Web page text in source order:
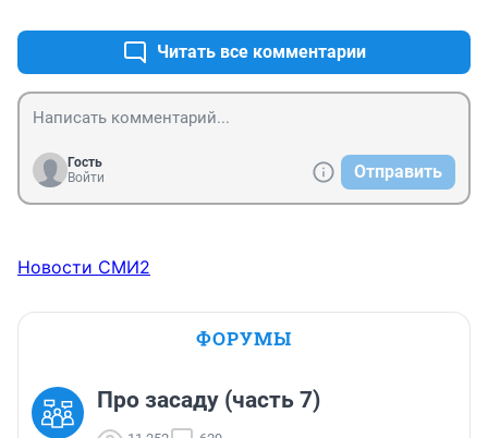
Читать все комментарии
Гость
Войти
Отправить
Новости СМИ2
ФОРУМЫ
Про засаду (часть 7)